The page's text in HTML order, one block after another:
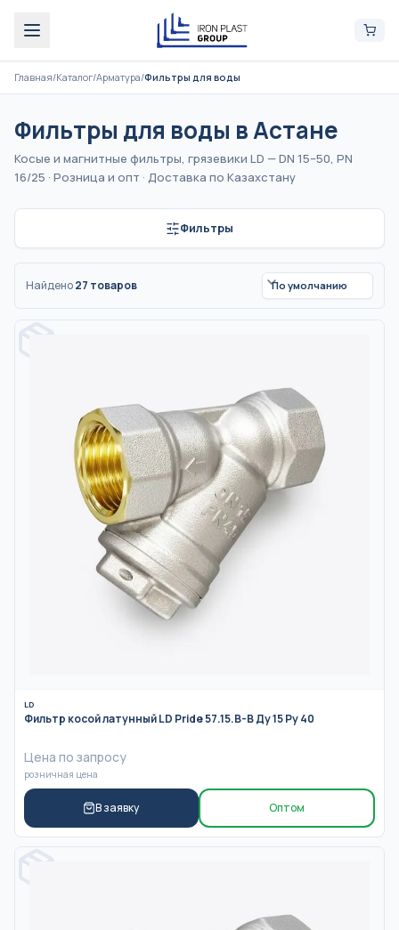
Главная/Каталог/Арматура/Фильтры для воды
Фильтры для воды в Астане
Косые и магнитные фильтры, грязевики LD — DN 15–50, PN
16/25 · Розница и опт · Доставка по Казахстану
Фильтры
Найдено27 товаров
LD
Фильтр косой латунный LD Pride 57.15.В-В Ду 15 Ру 40
Цена по запросу
розничная цена
В заявку Оптом